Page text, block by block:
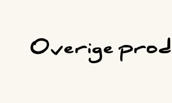
Overige